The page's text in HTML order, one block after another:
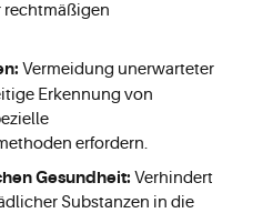
rechtmäßigen
Vermeidung unerwarteter
Erkennung von
erfordern.
Gesundheit: Verhindert
Substanzen in die